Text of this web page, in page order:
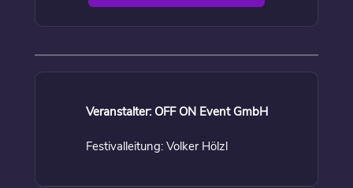
Veranstalter: OFF ON Event GmbH
Festivalleitung: Volker Hölzl